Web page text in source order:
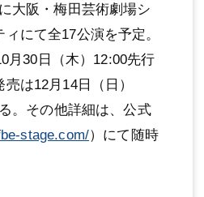
⼤阪・梅⽥芸術劇場シ
にて全17公演を予定。
⽉30⽇（⽊）12:00先⾏
は12⽉14⽇（⽇）
。その他詳細は、公式
stage.com/）にて随時